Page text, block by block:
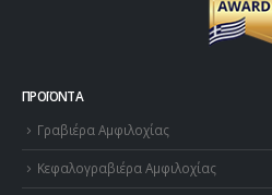
ΠΡΟΪΌΝΤΑ
Γραβιέρα Αμφιλοχίας
Κεφαλογραβιέρα Αμφιλοχίας